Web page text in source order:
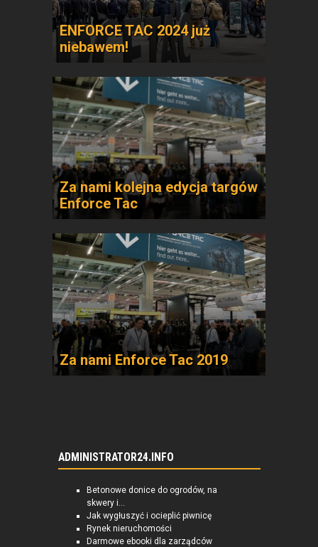
ENFORCE TAC 2024 już
niebawem!
Za nami kolejna edycja targów
Enforce Tac
Za nami Enforce Tac 2019
ADMINISTRATOR24.INFO
Betonowe donice do ogrodów, na
skwery i...
Jak wygłuszyć i ocieplić piwnicę
Rynek nieruchomości
Darmowe ebooki dla zarządców